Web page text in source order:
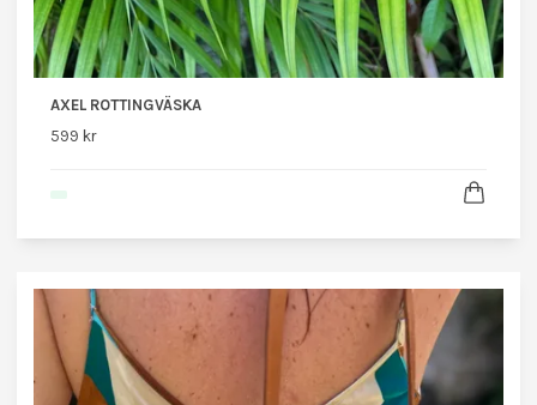
AXEL ROTTINGVÄSKA
599 kr